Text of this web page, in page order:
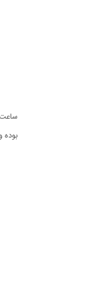
بوده و از